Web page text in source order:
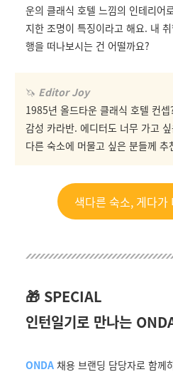
운의 클래식 호텔 느낌의 인테리어
지한 조명이 특징이라고 해요. 내
행을 떠나보시는 건 어떨까요?
🦄 Editor Joy
1985년 올드타운 클래식 호텔 컨
감성 카라반. 에디터도 너무 가고
다른 숙소에 머물고 싶은 분들께
색다른 숙소, 게다가
🎁 SPECIAL
인턴일기로 만나는
ONDA 채용 브랜딩 담당자로 함